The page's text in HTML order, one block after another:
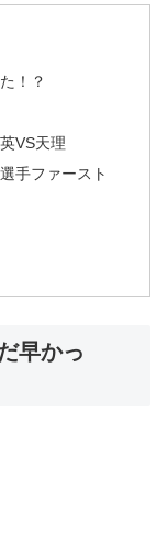
！？
VS天理
手ファースト
早かっ